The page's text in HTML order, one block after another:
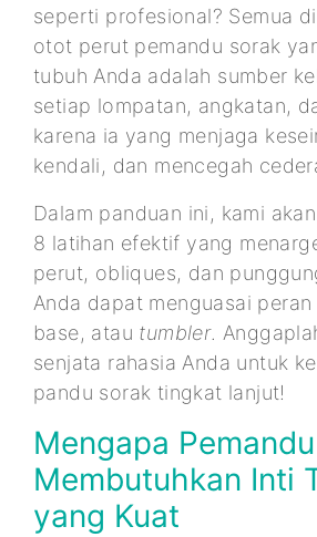
seperti profesional? Semua
otot perut pemandu sorak
tubuh Anda adalah sumber
setiap lompatan, angkatan,
karena ia yang menjaga
kendali, dan mencegah
Dalam panduan ini, kami
8 latihan efektif yang
perut, obliques, dan
Anda dapat menguasai peran
base, atau tumbler.
senjata rahasia Anda untuk
pandu sorak tingkat lanjut!
Mengapa
Membutuhkan Inti
yang Kuat